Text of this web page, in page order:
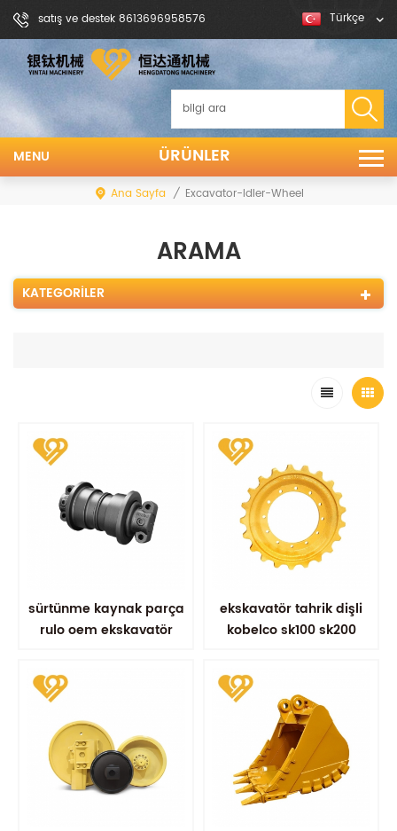
satış ve destek 8613696958576 Türkçe
ÜRÜNLER
MENU
Ana Sayfa / Excavator-Idler-Wheel
ARAMA
KATEGORILER
sürtünme kaynak parça
rulo oem ekskavatör
ekskavatör tahrik dişli
kobelco sk100 sk200